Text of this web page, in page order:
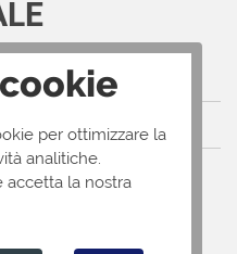
PRIVACY
per ottimizzare la
analitiche.
accetta la nostra